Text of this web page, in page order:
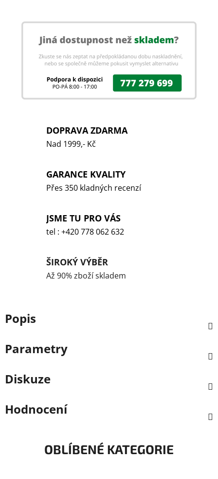
DOPRAVA ZDARMA
Nad 1999,- Kč
GARANCE KVALITY
Přes 350 kladných recenzí
JSME TU PRO VÁS
tel : +420 778 062 632
ŠIROKÝ VÝBĚR
Až 90% zboží skladem
Popis
Parametry
Diskuze
Hodnocení
OBLÍBENÉ KATEGORIE